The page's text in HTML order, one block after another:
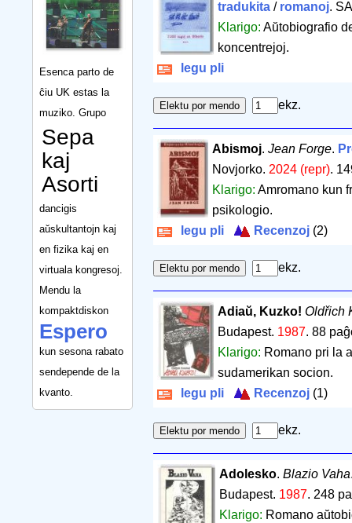
Esenca parto de
ĉiu UK estas la
muziko. Grupo
Sepa
kaj
Asorti
dancigis
aŭskultantojn kaj
en fizika kaj en
virtuala kongresoj.
Mendu la
kompaktdiskon
Espero
kun sesona rabato
sendepende de la
kvanto.
tradukita/ romanoj.
Klarigo: Aŭtobiografio
koncentrejoj.
legu pli
ekz.
Abismoj.Jean Forge.
Novjorko. 2024 (repr).
Klarigo:Amromano kun
psikologio.
legu pli
Recenzoj (2)
ekz.
Adiaŭ, Kuzko! Oldřich
Budapest. 1987. 88
Klarigo: Romano pri la
sudamerikan socion.
legu pli
Recenzoj (1)
ekz.
Adolesko. Blazio Vaha
Budapest. 1987. 248
Klarigo: Romano